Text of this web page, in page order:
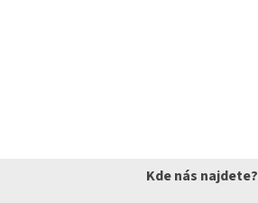
Kde nás najdete?